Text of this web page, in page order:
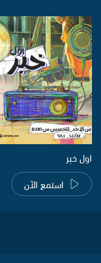
اول خبر
استمع الآن